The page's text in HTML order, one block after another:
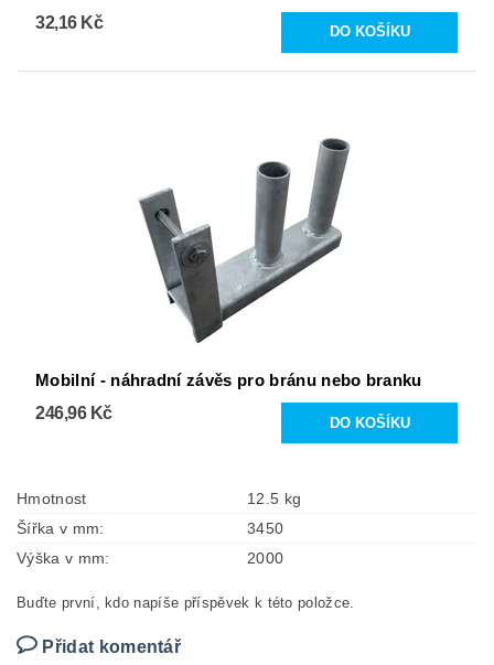
32,16 Kč
Mobilní - náhradní závěs pro bránu nebo branku
246,96 Kč
Hmotnost
12.5 kg
Šířka v mm:
3450
Výška v mm:
2000
Buďte první, kdo napíše příspěvek k této položce.
Přidat komentář